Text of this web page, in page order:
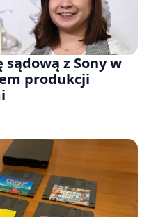
z Sony w
produkcji